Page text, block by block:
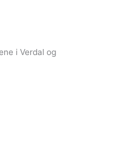
i Verdal og